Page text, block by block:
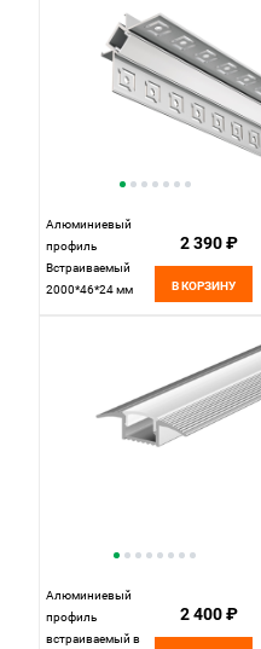
Алюминиевый
профиль
Встраиваемый
2000*46*24 мм
2 390 ₽
В КОРЗИНУ
Алюминиевый
профиль
встраиваемый в
2 400 ₽